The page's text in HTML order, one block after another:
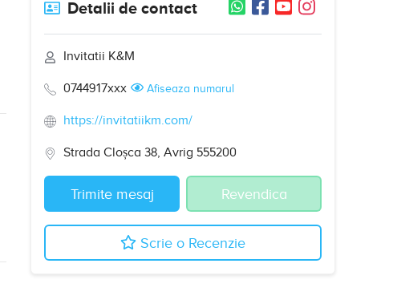
Detalii de contact
Invitatii K&M
0744917xxx Afiseaza numarul
https://invitatiikm.com/
Strada Cloșca 38, Avrig 555200
Trimite mesaj Revendica
Scrie o Recenzie